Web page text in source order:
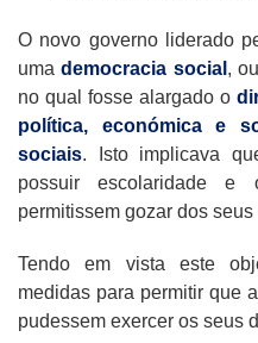
O novo governo liderado
umademocracia social ,
no qual fosse alargado o
política, económica e
sociais. Isto implicava
possuir escolaridade e
permitissem gozar dos seus
Tendo em vista este
medidas para permitir que
pudessem exercer os seus